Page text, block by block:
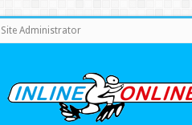
Site Administrator